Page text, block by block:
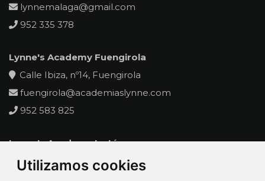
Utilizamos cookies
lynnemalaga@gmail.com
952 335 378
Lynne's Academy Fuengirola
Calle Ibiza, nº14, Fuengirola
fuengirola@academiaslynne.com
952 583 825
Lynne's Academy La Línea
Calle Oviedo s/n Pje. La Velada